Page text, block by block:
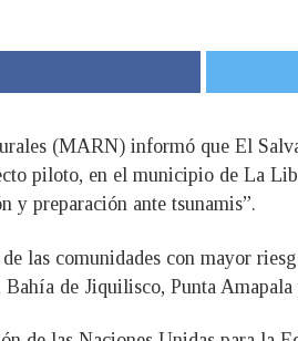
(MARN) informó que El
piloto, en el municipio de La
y preparación ante tsunamis”.
las comunidades con mayor
de Jiquilisco, Punta